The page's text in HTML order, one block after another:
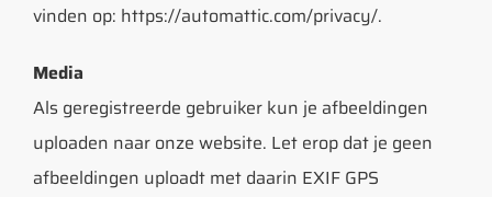
vinden op: https://automattic.com/privacy/.
Media
Als geregistreerde gebruiker kun je afbeeldingen
uploaden naar onze website. Let erop dat je geen
afbeeldingen uploadt met daarin EXIF GPS